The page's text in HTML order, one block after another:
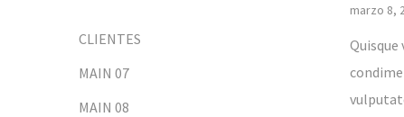
marzo 8,
CLIENTES
MAIN 07
MAIN 08